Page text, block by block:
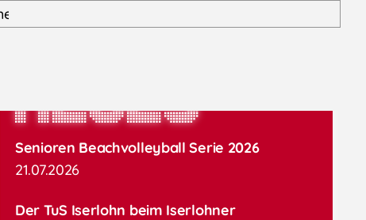
Neues
Senioren Beachvolleyball Serie 2026
21.07.2026
Der TuS Iserlohn beim Iserlohner